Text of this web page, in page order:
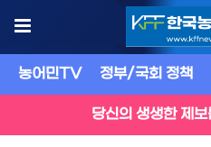
농어민TV 정부/국회 정책
당신의 생생한 제